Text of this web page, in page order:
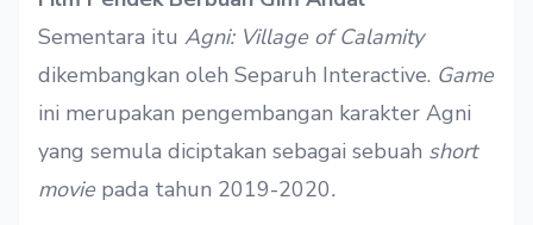
Sementara itu Agni: Village of Calamity
dikembangkan oleh Separuh Interactive. Game
ini merupakan pengembangan karakter Agni
yang semula diciptakan sebagai sebuah short
movie pada tahun 2019-2020.